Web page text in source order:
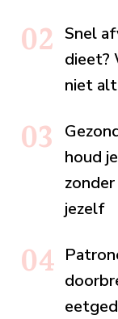
Snel
dieet?
niet
houd
jezelf